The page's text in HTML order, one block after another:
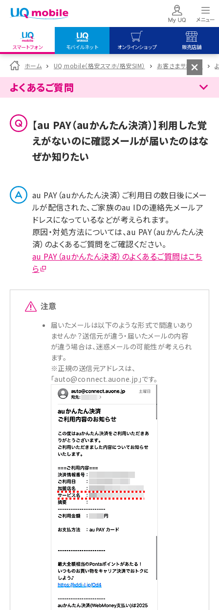
スマートフォン モバイルネット オンラインショップ 販売店舗
my UQ WiMAX
UQ WiMAX ご契約の方
My UQ mobile
UQ mobile
データチャージサイト
UQ mobile
オンラインショップ
UQ WiMAX
UQ mobile
販売店舗
UQ WiMAX
ホーム UQ mobile（格安スマホ/格安SIM） お客さまサポート
よくあるご質問
【au PAY（auかんたん決済）】利用した覚
えがないのに確認メールが届いたのはな
ぜか知りたい
au PAY（auかんたん決済）ご利用日の数日後にメー
ルが配信された、ご家族のau IDの連絡先メールア
ドレスになっているなどが考えられます。
原因・対処方法については、au PAY（auかんたん決
済）のよくあるご質問をご確認ください。
au PAY（auかんたん決済）のよくあるご質問はこち
ら
注意
届いたメールは以下のような形式で間違いあり
ませんか？送信元が違う・届いたメールの内容
が違う場合は、迷惑メールの可能性が考えられ
ます。
※正規の送信元アドレスは、
「auto@connect.auone.jp」です。